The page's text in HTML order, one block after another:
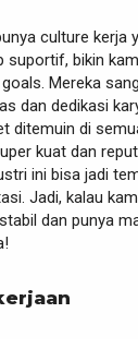
culture kerja
bikin
Mereka
dan dedikasi
ditemuin di
kuat dan
ini bisa jadi
Jadi, kalau
dan punya